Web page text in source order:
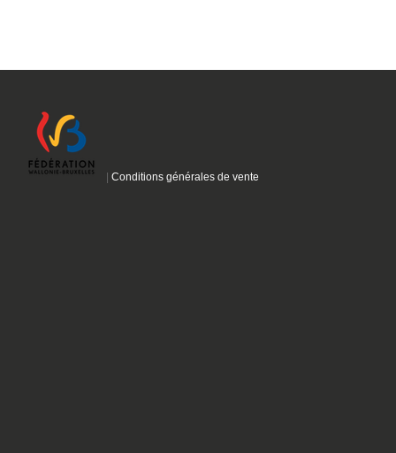
Conditions générales de vente